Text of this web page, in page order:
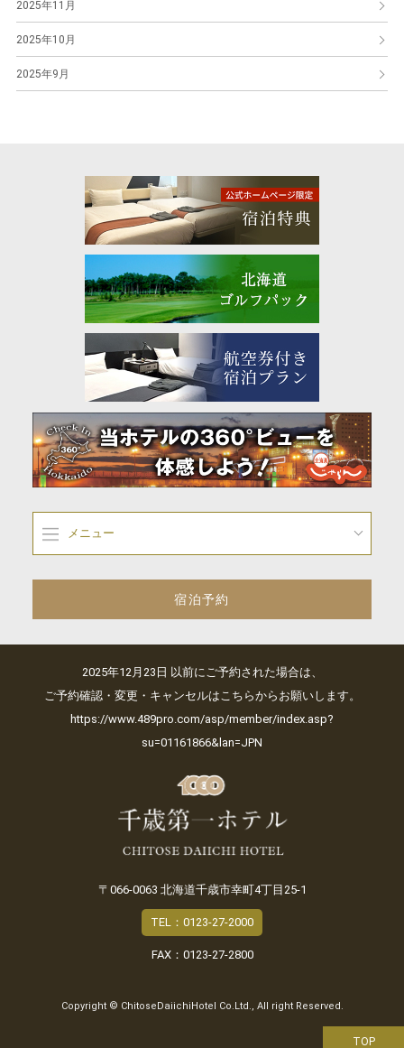
2025年11月
2025年10月
2025年9月
メニュー
宿泊予約
2025年12月23日 以前にご予約された場合は、
ご予約確認・変更・キャンセルはこちらからお願いします。
https://www.489pro.com/asp/member/index.asp?
su=01161866&lan=JPN
〒066-0063 北海道千歳市幸町4丁目25-1
TEL：0123-27-2000
FAX：0123-27-2800
Copyright © ChitoseDaiichiHotel Co.Ltd., All right Reserved.
TOP